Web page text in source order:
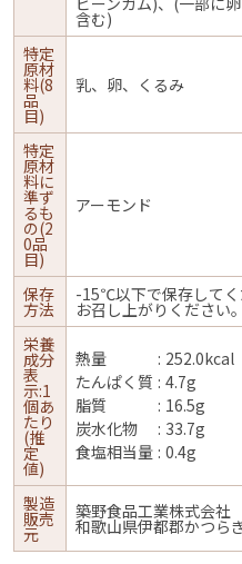
含む)
特定
原材
料(8
品
目)
乳、卵、くるみ
特定
原材
料に
準ず
るも
の(2
0品
目)
アーモンド
保存
方法
-15℃以下で保存してく
お召し上がりください。
栄養
成分
表
示:1
個あ
たり
(推
定
値)
熱量
252.0kcal
たんぱく質 4.7g
脂質
16.5g
炭水化物
33.7g
食塩相当量 0.4g
製造
販売
元
築野食品工業株式会社
和歌山県伊都郡かつら